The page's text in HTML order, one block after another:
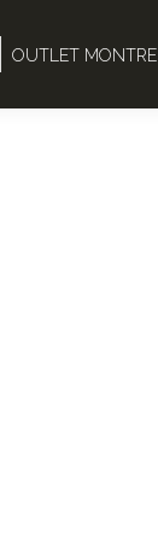
OUTLET MONTRE